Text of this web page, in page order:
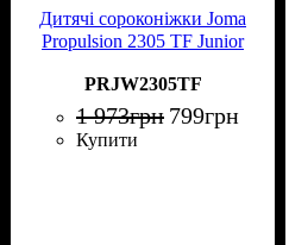
Дитячі сороконіжки Joma
Propulsion 2305 TF Junior
PRJW2305TF
1 973грн 799грн
Купити